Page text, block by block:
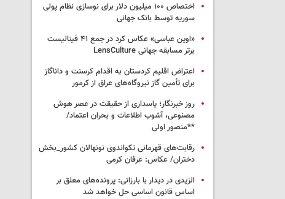
اختصاص ۱۰۰ میلیون دلار برای نوسازی نظام پولی
سوریه توسط بانک جهانی
«اوین عباسی» عکاس کرد در جمع ۴۱ فینالیست
برتر مسابقه جهانی LensCulture
اعتراض اقلیم کردستان به اقدام کرسنت و داناگاز
برای تأمین گاز نیروگاه‌های عراق از کرمور
روز خبرنگار؛ پاسداری از حقیقت در عصر هوش
مصنوعی، آشوب اطلاعات و بحران اعتماد/
**منصور اولی
رقابت‌های قهرمانی تکواندوی نونهالان کشور_بخش
دختران/ عکاس: عرفان کرمی
الزیدی در دیدار با بارزانی: پرونده‌های معلق بر
اساس قانون اساسی حل خواهد شد